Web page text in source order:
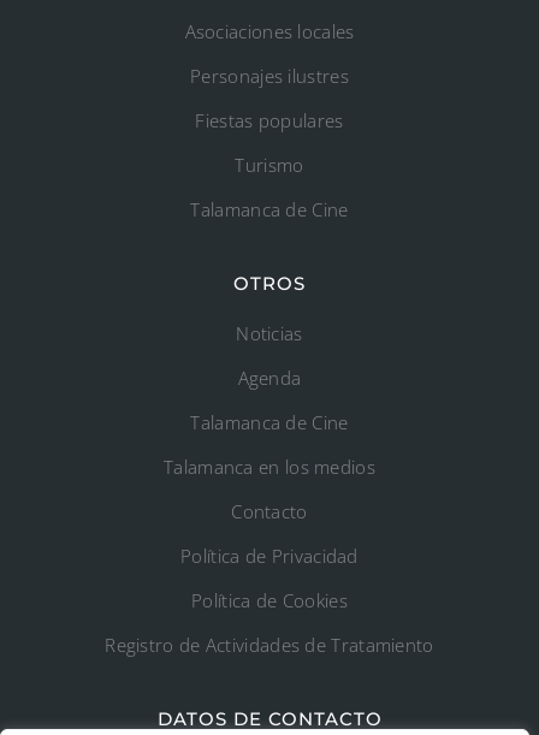
Asociaciones locales
Personajes ilustres
Fiestas populares
Turismo
Talamanca de Cine
OTROS
Noticias
Agenda
Talamanca de Cine
Talamanca en los medios
Contacto
Política de Privacidad
Política de Cookies
Registro de Actividades de Tratamiento
DATOS DE CONTACTO